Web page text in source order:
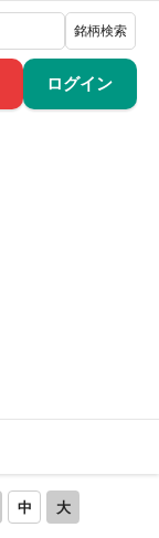
ログイン
銘柄検索